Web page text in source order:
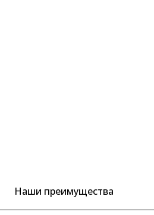
Наши преимущества